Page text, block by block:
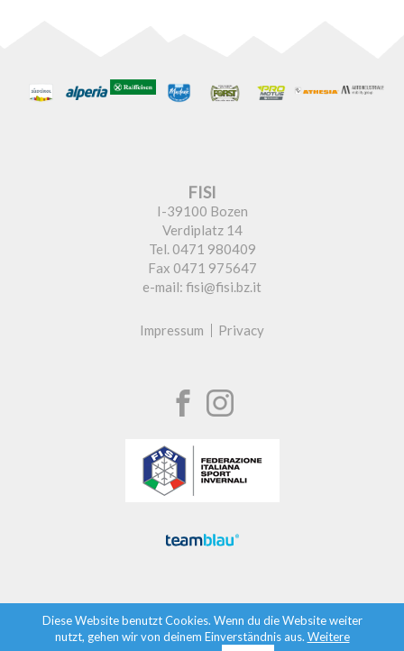
FISI
I-39100 Bozen
Verdiplatz 14
Tel. 0471 980409
Fax 0471 975647
e-mail: fisi@fisi.bz.it
Impressum Privacy
Diese Website benutzt Cookies. Wenn du die Website weiter
nutzt, gehen wir von deinem Einverständnis aus. Weitere